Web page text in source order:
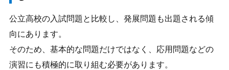
公立高校の入試問題と比較し、発展問題も出題される傾
向にあります。
そのため、基本的な問題だけではなく、応用問題などの
演習にも積極的に取り組む必要があります。